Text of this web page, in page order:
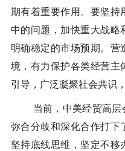
期有着重要作用。要坚持
中的问题，加快重大战略
明确稳定的市场预期。营
境，有力保护各类经营主
引导，广泛凝聚社会共识
当前，中美经贸高层
弥合分歧和深化合作打下
坚持底线思维，坚定不移